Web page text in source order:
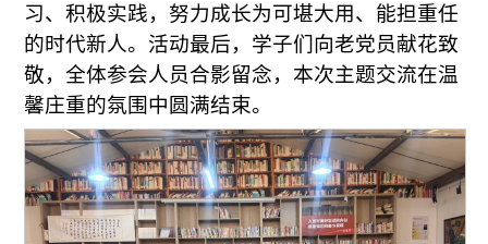
习、积极实践，努力成长为可堪大用、能担重任
的时代新人。活动最后，学子们向老党员献花致
敬，全体参会人员合影留念，本次主题交流在温
馨庄重的氛围中圆满结束。